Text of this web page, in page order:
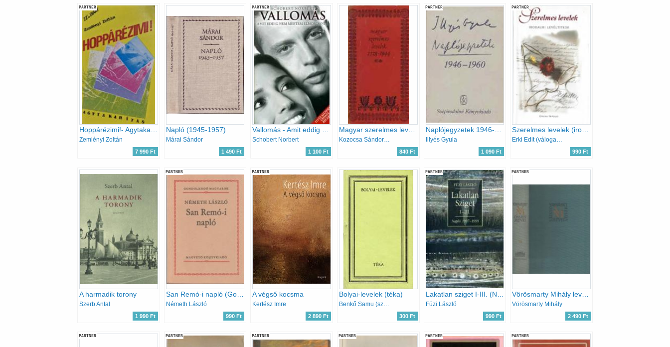
PARTNER
Zemlényi Zoltán
7 990 Ft
Napló (1945-1957)
Márai Sándor
1 490 Ft
PARTNER
Schobert Norbert
1 100 Ft
Magyar szerelmes levelek 1528-1944
Kozocsa Sándor (Szerk.)
840 Ft
PARTNER
Illyés Gyula
1 090 Ft
PARTNER
Erki Edit (válogatta)
990 Ft
A harmadik torony
Szerb Antal
1 990 Ft
PARTNER
San Remó-i napló (Gondolkodó magyarok)
Németh László
990 Ft
PARTNER
A végső kocsma
Kertész Imre
2 890 Ft
Bolyai-levelek (téka)
Benkő Samu (szerk.)
300 Ft
PARTNER
Füzi László
990 Ft
PARTNER
Vörösmarty Mihály
2 490 Ft
PARTNER PARTNER PARTNER PARTNER PARTNER PARTNER